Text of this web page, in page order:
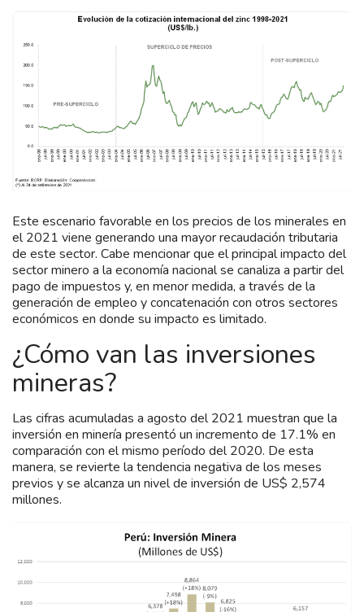
Este escenario favorable en los precios de los minerales en
el 2021 viene generando una mayor recaudación tributaria
de este sector. Cabe mencionar que el principal impacto del
sector minero a la economía nacional se canaliza a partir del
pago de impuestos y, en menor medida, a través de la
generación de empleo y concatenación con otros sectores
económicos en donde su impacto es limitado.
¿Cómo van las inversiones
mineras?
Las cifras acumuladas a agosto del 2021 muestran que la
inversión en minería presentó un incremento de 17.1% en
comparación con el mismo período del 2020. De esta
manera, se revierte la tendencia negativa de los meses
previos y se alcanza un nivel de inversión de US$ 2,574
millones.